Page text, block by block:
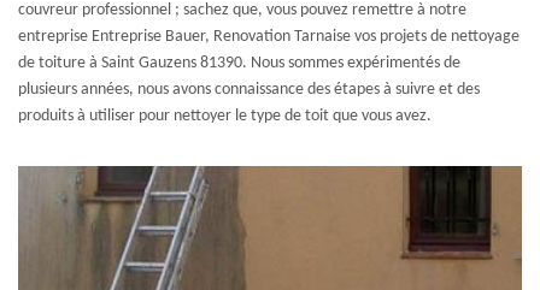
couvreur professionnel ; sachez que, vous pouvez remettre à notre
entreprise Entreprise Bauer, Renovation Tarnaise vos projets de nettoyage
de toiture à Saint Gauzens 81390. Nous sommes expérimentés de
plusieurs années, nous avons connaissance des étapes à suivre et des
produits à utiliser pour nettoyer le type de toit que vous avez.